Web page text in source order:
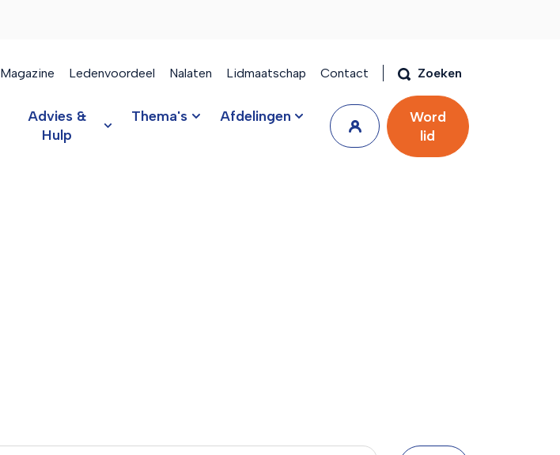
Magazine Ledenvoordeel Nalaten Lidmaatschap Contact Zoeken
Advies &
Hulp
Thema's Afdelingen
Word
lid